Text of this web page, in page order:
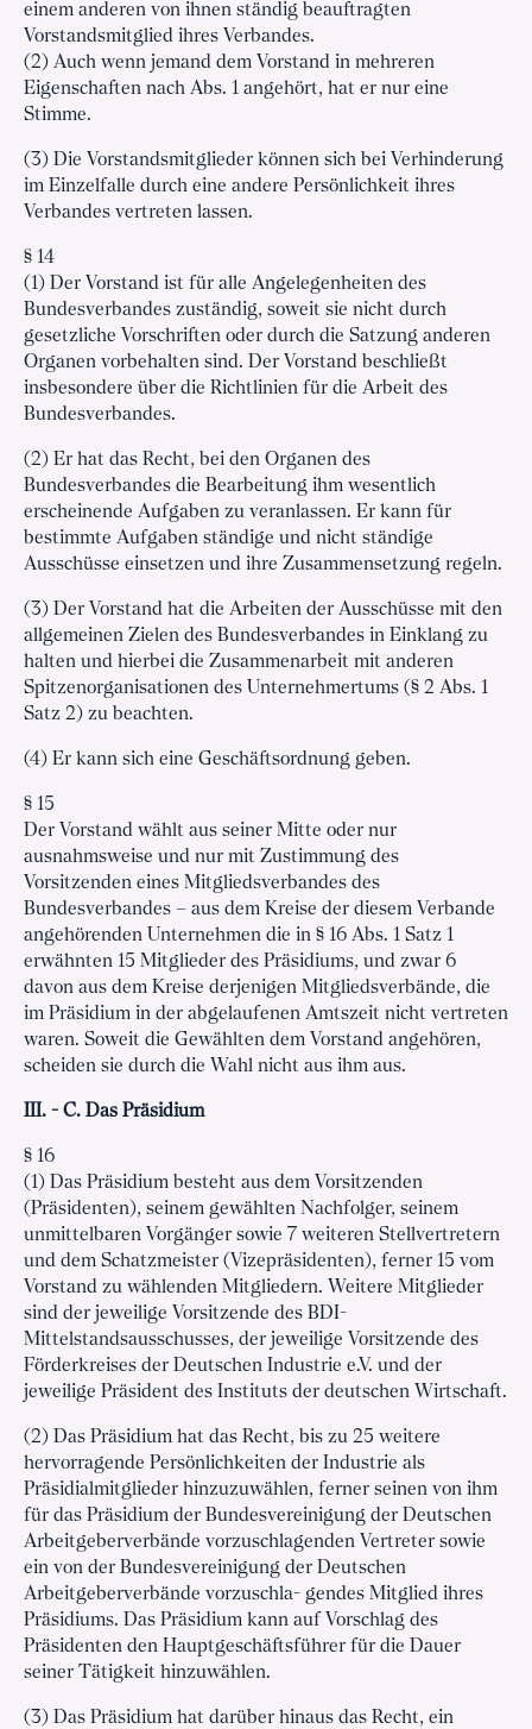
einem anderen von ihnen ständig beauftragten
Vorstandsmitglied ihres Verbandes.
(2) Auch wenn jemand dem Vorstand in mehreren
Eigenschaften nach Abs. 1 angehört, hat er nur eine
Stimme.
(3) Die Vorstandsmitglieder können sich bei Verhinderung
im Einzelfalle durch eine andere Persönlichkeit ihres
Verbandes vertreten lassen.
§ 14
(1) Der Vorstand ist für alle Angelegenheiten des
Bundesverbandes zuständig, soweit sie nicht durch
gesetzliche Vorschriften oder durch die Satzung anderen
Organen vorbehalten sind. Der Vorstand beschließt
insbesondere über die Richtlinien für die Arbeit des
Bundesverbandes.
(2) Er hat das Recht, bei den Organen des
Bundesverbandes die Bearbeitung ihm wesentlich
erscheinende Aufgaben zu veranlassen. Er kann für
bestimmte Aufgaben ständige und nicht ständige
Ausschüsse einsetzen und ihre Zusammensetzung regeln.
(3) Der Vorstand hat die Arbeiten der Ausschüsse mit den
allgemeinen Zielen des Bundesverbandes in Einklang zu
halten und hierbei die Zusammenarbeit mit anderen
Spitzenorganisationen des Unternehmertums (§ 2 Abs. 1
Satz 2) zu beachten.
(4) Er kann sich eine Geschäftsordnung geben.
§ 15
Der Vorstand wählt aus seiner Mitte oder nur
ausnahmsweise und nur mit Zustimmung des
Vorsitzenden eines Mitgliedsverbandes des
Bundesverbandes – aus dem Kreise der diesem Verbande
angehörenden Unternehmen die in § 16 Abs. 1 Satz 1
erwähnten 15 Mitglieder des Präsidiums, und zwar 6
davon aus dem Kreise derjenigen Mitgliedsverbände, die
im Präsidium in der abgelaufenen Amtszeit nicht vertreten
waren. Soweit die Gewählten dem Vorstand angehören,
scheiden sie durch die Wahl nicht aus ihm aus.
III. - C. Das Präsidium
§ 16
(1) Das Präsidium besteht aus dem Vorsitzenden
(Präsidenten), seinem gewählten Nachfolger, seinem
unmittelbaren Vorgänger sowie 7 weiteren Stellvertretern
und dem Schatzmeister (Vizepräsidenten), ferner 15 vom
Vorstand zu wählenden Mitgliedern. Weitere Mitglieder
sind der jeweilige Vorsitzende des BDI-
Mittelstandsausschusses, der jeweilige Vorsitzende des
Förderkreises der Deutschen Industrie e.V. und der
jeweilige Präsident des Instituts der deutschen Wirtschaft.
(2) Das Präsidium hat das Recht, bis zu 25 weitere
hervorragende Persönlichkeiten der Industrie als
Präsidialmitglieder hinzuzuwählen, ferner seinen von ihm
für das Präsidium der Bundesvereinigung der Deutschen
Arbeitgeberverbände vorzuschlagenden Vertreter sowie
ein von der Bundesvereinigung der Deutschen
Arbeitgeberverbände vorzuschla- gendes Mitglied ihres
Präsidiums. Das Präsidium kann auf Vorschlag des
Präsidenten den Hauptgeschäftsführer für die Dauer
seiner Tätigkeit hinzuwählen.
(3) Das Präsidium hat darüber hinaus das Recht, ein